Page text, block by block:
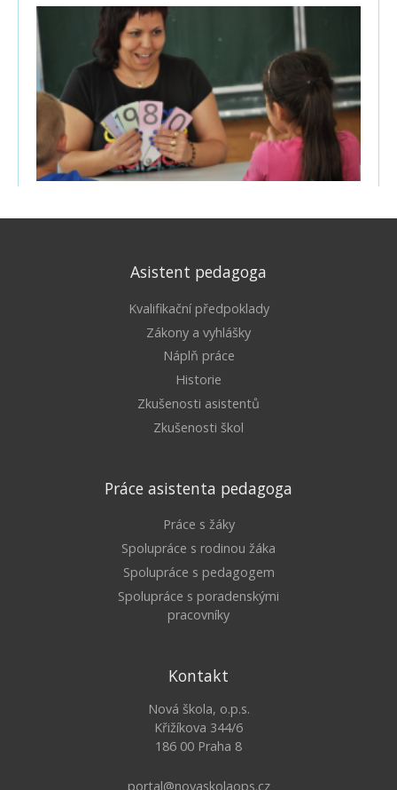
Asistent pedagoga
Kvalifikační předpoklady
Zákony a vyhlášky
Náplň práce
Historie
Zkušenosti asistentů
Zkušenosti škol
Práce asistenta pedagoga
Práce s žáky
Spolupráce s rodinou žáka
Spolupráce s pedagogem
Spolupráce s poradenskými
pracovníky
Kontakt
Nová škola, o.p.s.
Křižíkova 344/6
186 00 Praha 8
portal@novaskolaops.cz